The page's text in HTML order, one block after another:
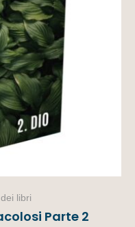
libri
Parte 2